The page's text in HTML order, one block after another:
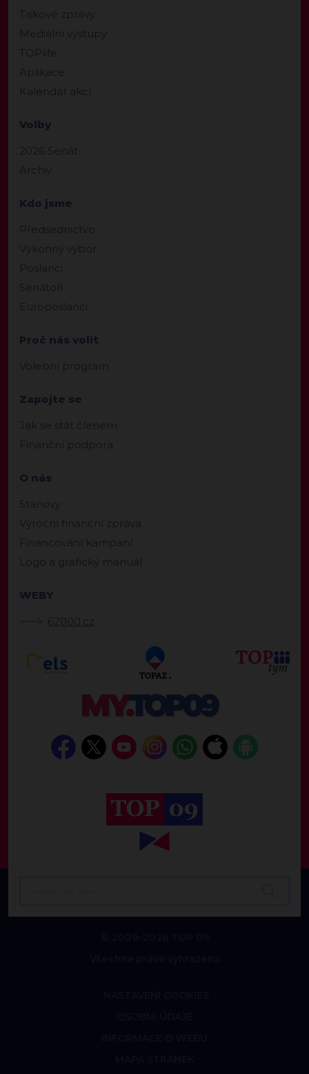
Tiskové zprávy
Mediální výstupy
TOPlife
Aplikace
Kalendář akcí
Volby
2026 Senát
Archiv
Kdo jsme
Předsednictvo
Výkonný výbor
Poslanci
Senátoři
Europoslanci
Proč nás volit
Volební program
Zapojte se
Jak se stát členem
Finanční podpora
O nás
Stanovy
Výroční finanční zpráva
Financování kampaní
Logo a grafický manuál
WEBY
62000.cz